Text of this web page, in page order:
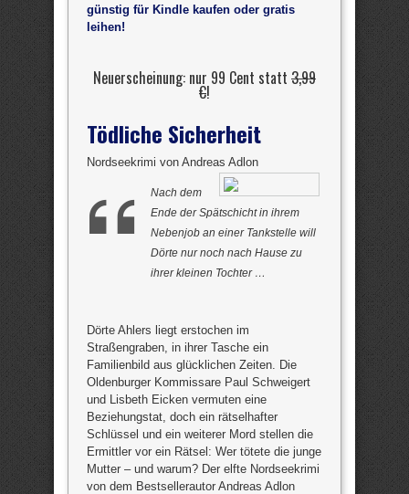
günstig für Kindle kaufen oder gratis
leihen!
Neuerscheinung: nur 99 Cent statt 3,99
€!
Tödliche Sicherheit
Nordseekrimi von Andreas Adlon
Nach dem
Ende der Spätschicht in ihrem
Nebenjob an einer Tankstelle will
Dörte nur noch nach Hause zu
ihrer kleinen Tochter …
Dörte Ahlers liegt erstochen im
Straßengraben, in ihrer Tasche ein
Familienbild aus glücklichen Zeiten. Die
Oldenburger Kommissare Paul Schweigert
und Lisbeth Eicken vermuten eine
Beziehungstat, doch ein rätselhafter
Schlüssel und ein weiterer Mord stellen die
Ermittler vor ein Rätsel: Wer tötete die junge
Mutter – und warum? Der elfte Nordseekrimi
von dem Bestsellerautor Andreas Adlon